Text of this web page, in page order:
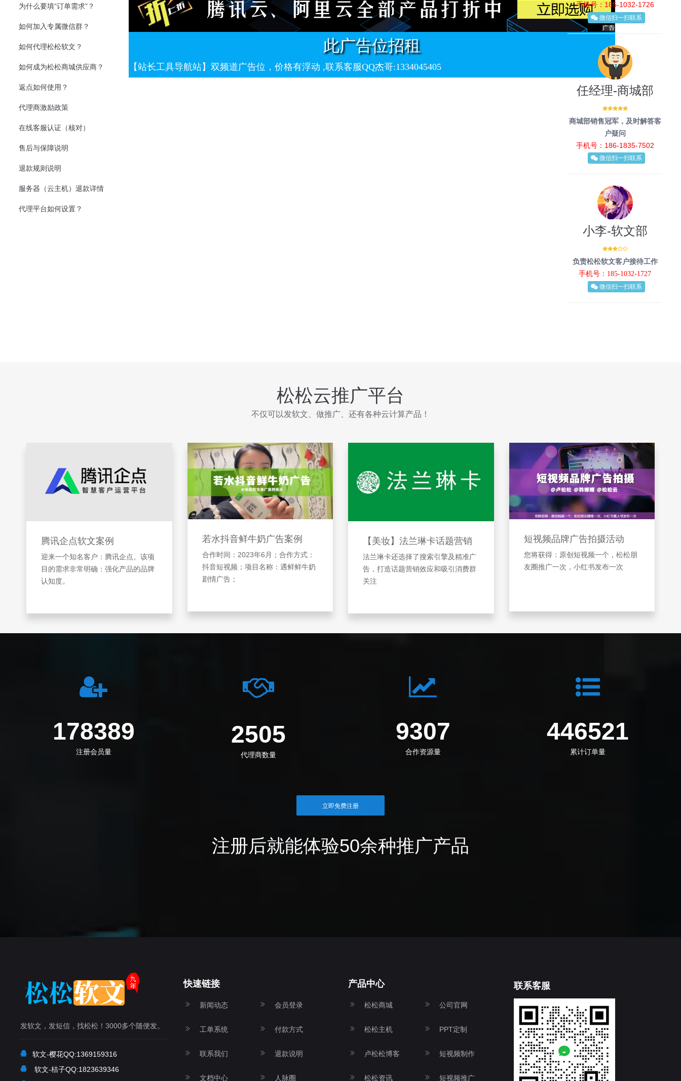
为什么要填“订单需求”？
如何加入专属微信群？
如何代理松松软文？
如何成为松松商城供应商？
返点如何使用？
代理商激励政策
在线客服认证（核对）
售后与保障说明
退款规则说明
服务器（云主机）退款详情
代理平台如何设置？
此广告位招租
【站长工具导航站】双频道广告位，价格有浮动 ,联系客服QQ杰哥:1334045405
手机号：185-1032-1726
微信扫一扫联系
任经理-商城部
商城部销售冠军，及时解答客
户疑问
手机号：186-1835-7502
微信扫一扫联系
小李-软文部
负责松松软文客户接待工作
手机号：185-1032-1727
微信扫一扫联系
松松云推广平台
不仅可以发软文、做推广、还有各种云计算产品！
腾讯企点软文案例
迎来一个知名客户：腾讯企点。该项
目的需求非常明确：强化产品的品牌
认知度。
若水抖音鲜牛奶广告案例
合作时间：2023年6月；合作方式：
抖音短视频；项目名称：遇鲜鲜牛奶
剧情广告；
【美妆】法兰琳卡话题营销
法兰琳卡还选择了搜索引擎及精准广
告，打造话题营销效应和吸引消费群
关注
短视频品牌广告拍摄活动
您将获得：原创短视频一个，松松朋
友圈推广一次，小红书发布一次
233277
注册会员量
3276
代理商数量
12171
合作资源量
583912
累计订单量
立即免费注册
注册后就能体验50余种推广产品
发软文，发短信，找松松！3000多个随便发。
软文-樱花QQ:1369159316
软文-桔子QQ:1823639346
快速链接
新闻动态
工单系统
联系我们
文档中心
会员登录
付款方式
退款说明
人脉圈
产品中心
松松商城
松松主机
卢松松博客
松松资讯
公司官网
PPT定制
短视频制作
短视频推广
联系客服